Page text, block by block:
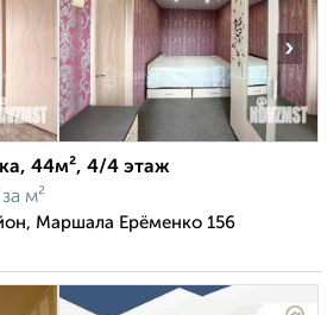
›
44м², 4/4 этаж
за м²
Маршала Ерёменко 156